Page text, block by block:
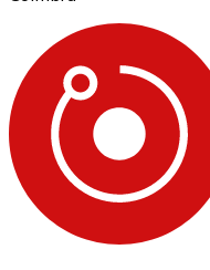
Ethereum
ETH